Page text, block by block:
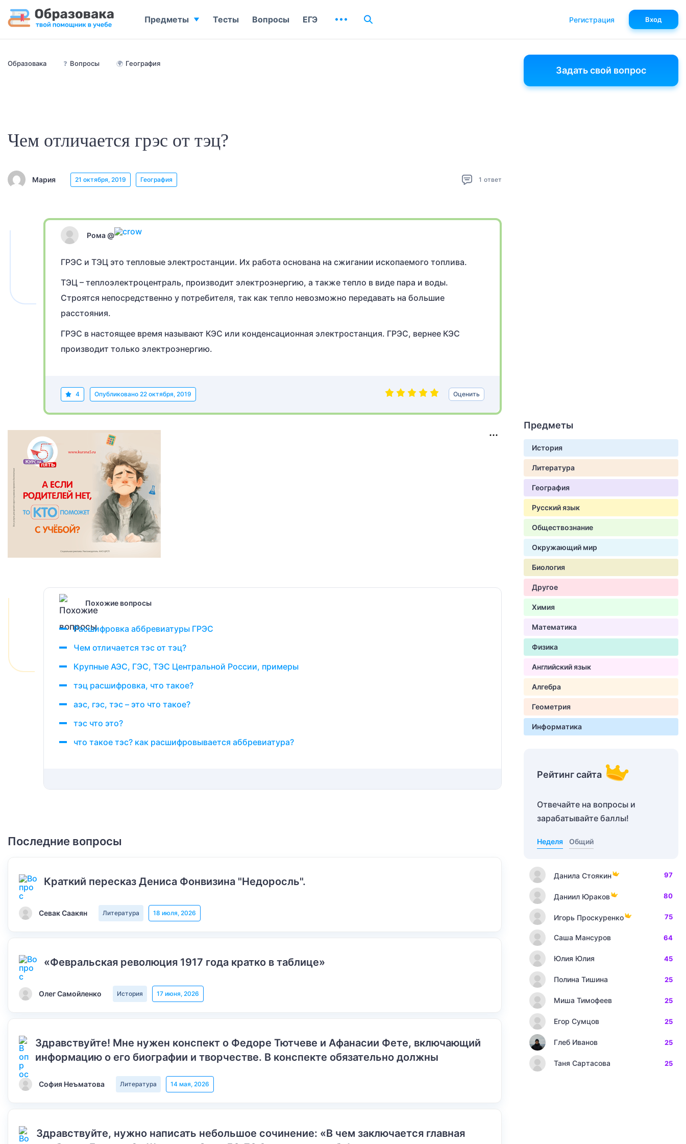
Образовака ❓ Вопросы 🌍 География
Чем отличается грэс от тэц?
Мария 21 октября, 2019 География 1 ответ
Рома @
ГРЭС и ТЭЦ это тепловые электростанции. Их работа основана на сжигании ископаемого топлива.
ТЭЦ – теплоэлектроцентраль, производит электроэнергию, а также тепло в виде пара и воды.
Строятся непосредственно у потребителя, так как тепло невозможно передавать на большие
расстояния.
ГРЭС в настоящее время называют КЭС или конденсационная электростанция. ГРЭС, вернее КЭС
производит только электроэнергию.
4 Опубликовано 22 октября, 2019 Оценить
Похожие вопросы
Расшифровка аббревиатуры ГРЭС
Чем отличается тэс от тэц?
Крупные АЭС, ГЭС, ТЭС Центральной России, примеры
тэц расшифровка, что такое?
аэс, гэс, тэс – это что такое?
тэс что это?
что такое тэс? как расшифровывается аббревиатура?
Последние вопросы
Краткий пересказ Дениса Фонвизина "Недоросль".
Севак Саакян Литература 18 июля, 2026
«Февральская революция 1917 года кратко в таблице»
Олег Самойленко История 17 июня, 2026
Здравствуйте! Мне нужен конспект о Федоре Тютчеве и Афанасии Фете, включающий
информацию о его биографии и творчестве. В конспекте обязательно должны
София Неъматова Литература 14 мая, 2026
Здравствуйте, нужно написать небольшое сочинение: «В чем заключается главная
Задать свой вопрос
Предметы
История
Литература
География
Русский язык
Обществознание
Окружающий мир
Биология
Другое
Химия
Математика
Физика
Английский язык
Алгебра
Геометрия
Информатика
Рейтинг сайта
Отвечайте на вопросы и
зарабатывайте баллы!
Неделя Общий
Данила Стоякин 97
Даниил Юраков 80
Игорь Проскуренко 75
Саша Мансуров 64
Юлия Юлия 45
Полина Тишина 25
Миша Тимофеев 25
Егор Сумцов 25
Глеб Иванов 25
Таня Сартасова 25
Предметы Тесты Вопросы ЕГЭ Регистрация Вход